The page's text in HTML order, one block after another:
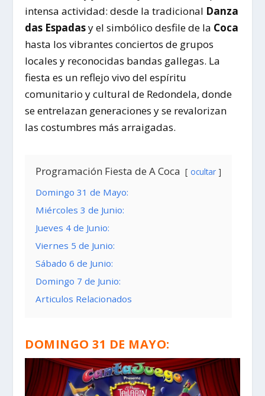
intensa actividad: desde la tradicional Danza
das Espadasy el simbólico desfile de la Coca
hasta los vibrantes conciertos de grupos
locales y reconocidas bandas gallegas. La
fiesta es un reflejo vivo del espíritu
comunitario y cultural de Redondela, donde
se entrelazan generaciones y se revalorizan
las costumbres más arraigadas.
Programación Fiesta de A Coca ocultar
Domingo 31 de Mayo:
Miércoles 3 de Junio:
Jueves 4 de Junio:
Viernes 5 de Junio:
Sábado 6 de Junio:
Domingo 7 de Junio:
Articulos Relacionados
DOMINGO 31 DE MAYO: